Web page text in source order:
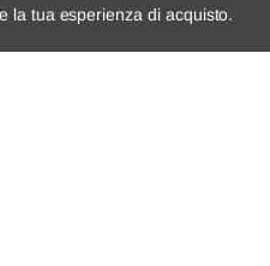
la tua esperienza di acquisto.